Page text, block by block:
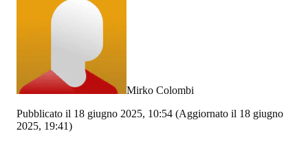
Mirko Colombi
Pubblicato il 18 giugno 2025, 10:54 (Aggiornato il 18 giugno
2025, 19:41)